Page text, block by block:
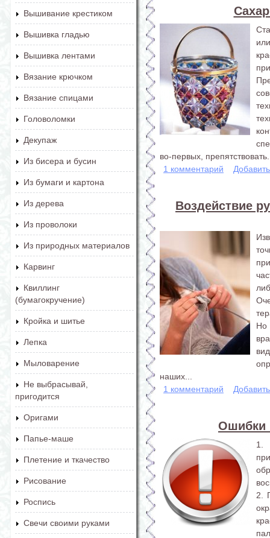
Вышивание крестиком
Вышивка гладью
Вышивка лентами
Вязание крючком
Вязание спицами
Головоломки
Декупаж
Из бисера и бусин
Из бумаги и картона
Из дерева
Из проволоки
Из природных материалов
Карвинг
Квиллинг
(бумагокручение)
Кройка и шитье
Лепка
Мыловарение
Не выбрасывай,
пригодится
Оригами
Папье-маше
Плетение и ткачество
Рисование
Роспись
Свечи своими руками
во-первых,
1 комментарий
Воздействие
Но
наших...
1 комментарий
Ошибки
1.
2.